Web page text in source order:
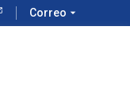
Correo arrow_drop_down